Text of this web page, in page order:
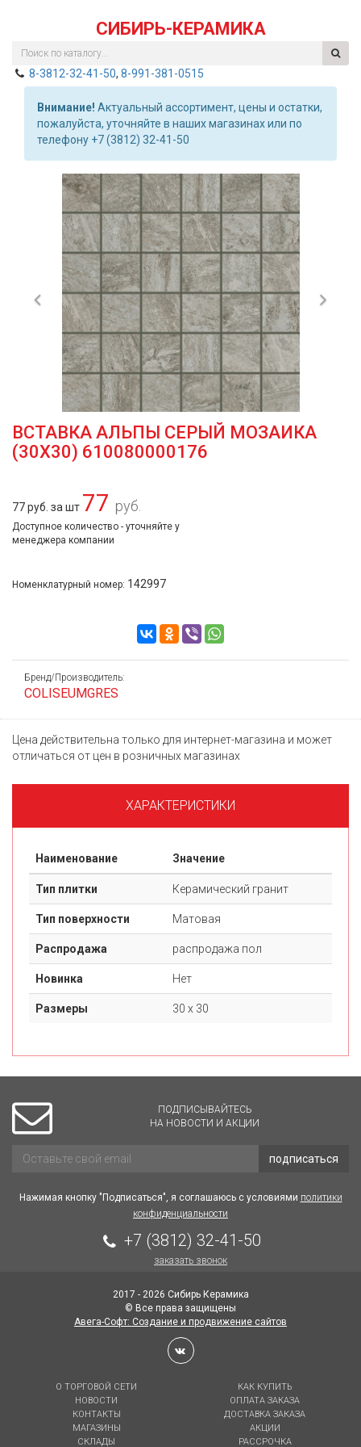
СИБИРЬ-КЕРАМИКА
8-3812-32-41-50, 8-991-381-0515
Внимание! Актуальный ассортимент, цены и остатки,
пожалуйста, уточняйте в наших магазинах или по
телефону +7 (3812) 32-41-50
Previous
ВСТАВКА АЛЬПЫ СЕРЫЙ МОЗАИКА
(30Х30) 610080000176
77 руб. за шт 77 руб.
Доступное количество - уточняйте у
менеджера компании
Номенклатурный номер: 142997
Бренд/Производитель:
COLISEUMGRES
Цена действительна только для интернет-магазина и может
отличаться от цен в розничных магазинах
ХАРАКТЕРИСТИКИ
Наименование Значение
Тип плитки Керамический гранит
Тип поверхности Матовая
Распродажа распродажа пол
Новинка Нет
Размеры 30 х 30
ПОДПИСЫВАЙТЕСЬ
НА НОВОСТИ И АКЦИИ
подписаться
Нажимая кнопку "Подписаться", я соглашаюсь с условиями политики
конфиденциальности
+7 (3812) 32-41-50
заказать звонок
2017 - 2026 Сибирь Керамика
© Все права защищены
Авега-Софт: Создание и продвижение сайтов
О ТОРГОВОЙ СЕТИ
НОВОСТИ
КОНТАКТЫ
МАГАЗИНЫ
СКЛАДЫ
КАК КУПИТЬ
ОПЛАТА ЗАКАЗА
ДОСТАВКА ЗАКАЗА
АКЦИИ
РАССРОЧКА